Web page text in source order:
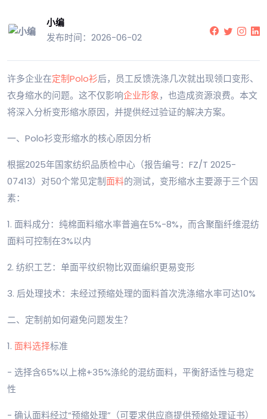
小编
发布时间：2026-06-02
许多企业在定制Polo衫后，员工反馈洗涤几次就出现领口变形、
衣身缩水的问题。这不仅影响企业形象，也造成资源浪费。本文
将深入分析变形缩水原因，并提供经过验证的解决方案。
一、Polo衫变形缩水的核心原因分析
根据2025年国家纺织品质检中心（报告编号：FZ/T 2025-
07413）对50个常见定制面料的测试，变形缩水主要源于三个因
素：
1. 面料成分：纯棉面料缩水率普遍在5%-8%，而含聚酯纤维混纺
面料可控制在3%以内
2. 纺织工艺：单面平纹织物比双面编织更易变形
3. 后处理技术：未经过预缩处理的面料首次洗涤缩水率可达10%
二、定制前如何避免问题发生？
1. 面料选择标准
- 选择含65%以上棉+35%涤纶的混纺面料，平衡舒适性与稳定
性
- 确认面料经过“预缩处理”（可要求供应商提供预缩处理证书）